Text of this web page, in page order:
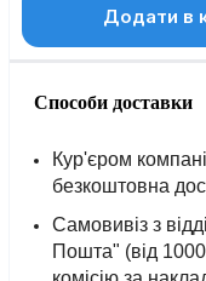
Додати в
Способи доставки
Кур'єром
безкоштовна
Самовивіз з
Пошта" (від